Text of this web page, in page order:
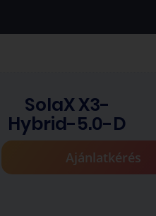
SolaX X3-
Hybrid-5.0-D
Ajánlatkérés